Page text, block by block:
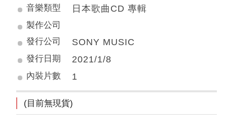
音樂類型 日本歌曲CD 專輯
製作公司
發行公司
SONY MUSIC
發行日期 2021/1/8
內裝片數 1
(目前無現貨)